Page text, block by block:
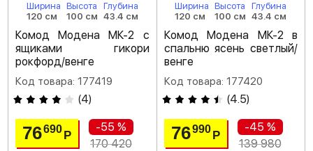
Ширина
120 см
Высота
100 см
Глубина
43.4 см
Комод Модена МК-2 с
ящиками гикори
рокфорд/венге
Код товара: 177419
(4)
76690Р
-55 %
170 420
Ширина
120 см
Высота
100 см
Глубина
43.4 см
Комод Модена МК-2 в
спальню ясень светлый/
венге
Код товара: 177420
(4.5)
76990 Р
-45 %
139 980